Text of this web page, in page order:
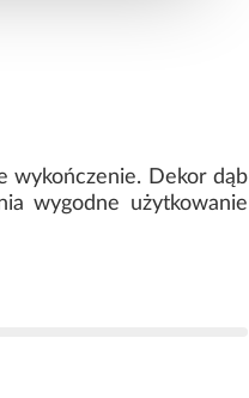
wykończenie. Dekor dąb
wygodne użytkowanie